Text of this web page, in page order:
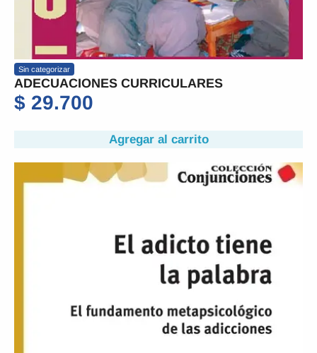
Sin categorizar
ADECUACIONES CURRICULARES
$ 29.700
Agregar al carrito